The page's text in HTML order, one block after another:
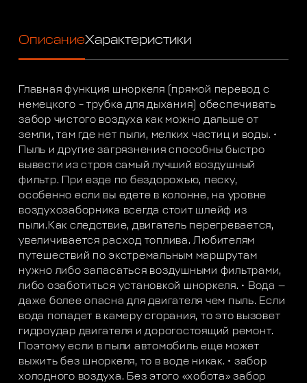
ОписаниеХарактеристики
Главная функция шноркеля (прямой перевод с
немецкого – трубка для дыхания) обеспечивать
забор чистого воздуха как можно дальше от
земли, там где нет пыли, мелких частиц и воды. •
Пыль и другие загрязнения способны быстро
вывести из строя самый лучший воздушный
фильтр. При езде по бездорожью, песку,
особенно если вы едете в колонне, на уровне
воздухозаборника всегда стоит шлейф из
пыли.Как следствие, двигатель перегревается,
увеличивается расход топлива. Любителям
путешествий по экстремальным маршрутам
нужно либо запасаться воздушными фильтрами,
либо озаботиться установкой шноркеля. • Вода —
даже более опасна для двигателя чем пыль. Если
вода попадет в камеру сгорания, то это вызовет
гидроудар двигателя и дорогостоящий ремонт.
Поэтому если в пыли автомобиль еще может
выжить без шноркеля, то в воде никак. • забор
холодного воздуха. Без этого «хобота» забор